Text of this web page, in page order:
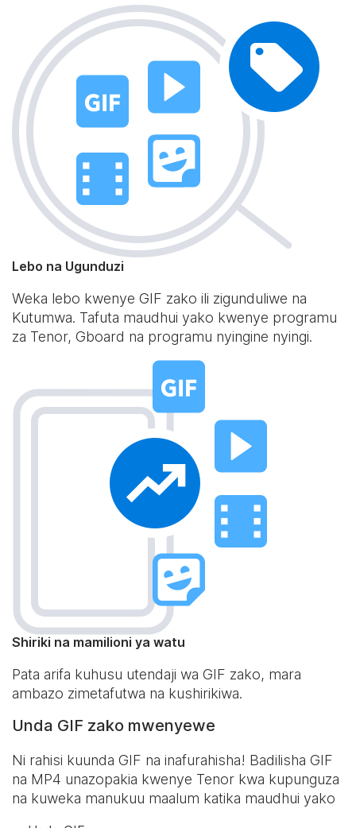
Lebo na Ugunduzi
Weka lebo kwenye GIF zako ili zigunduliwe na
Kutumwa. Tafuta maudhui yako kwenye programu
za Tenor, Gboard na programu nyingine nyingi.
Shiriki na mamilioni ya watu
Pata arifa kuhusu utendaji wa GIF zako, mara
ambazo zimetafutwa na kushirikiwa.
Unda GIF zako mwenyewe
Ni rahisi kuunda GIF na inafurahisha! Badilisha GIF
na MP4 unazopakia kwenye Tenor kwa kupunguza
na kuweka manukuu maalum katika maudhui yako